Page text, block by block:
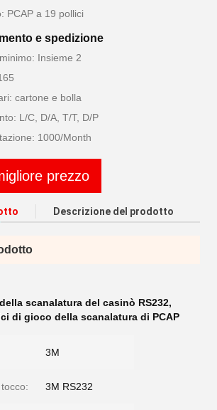
PCAP a 19 pollici
e spedizione
Insieme 2
cartone e bolla
L/C, D/A, T/T, D/P
1000/Month
prezzo
Descrizione del prodotto
scanalatura del casinò RS232,
di gioco della scanalatura di PCAP
3M
3M RS232